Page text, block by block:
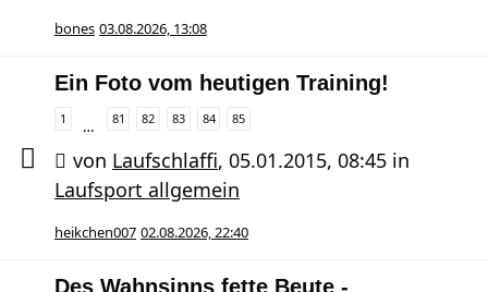
bones 03.08.2026, 13:08
Ein Foto vom heutigen Training!
1 … 81 82 83 84 85
von Laufschlaffi, 05.01.2015, 08:45 in
Laufsport allgemein
heikchen007 02.08.2026, 22:40
Des Wahnsinns fette Beute -